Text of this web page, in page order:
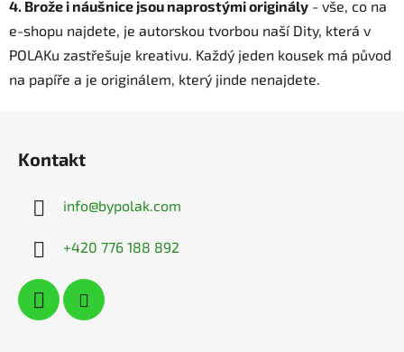
4. Brože i náušnice jsou naprostými originály - vše, co na
e-shopu najdete, je autorskou tvorbou naší Dity, která v
POLAKu zastřešuje kreativu. Každý jeden kousek má původ
na papíře a je originálem, který jinde nenajdete.
Kontakt
info@bypolak.com
+420 776 188 892